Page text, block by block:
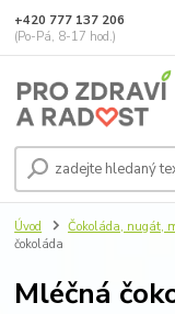
+420 777 137 206
(Po-Pá, 8-17 hod.)
Úvod Čokoláda, nugát,
čokoláda
Mléčná